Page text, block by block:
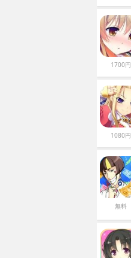
1700円
1080円
無料